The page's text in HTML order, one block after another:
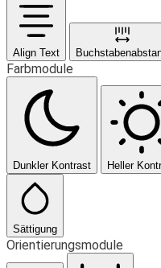
Align Text
Farbmodule
Dunkler Kontrast Heller
Sättigung
Orientierungsmodule